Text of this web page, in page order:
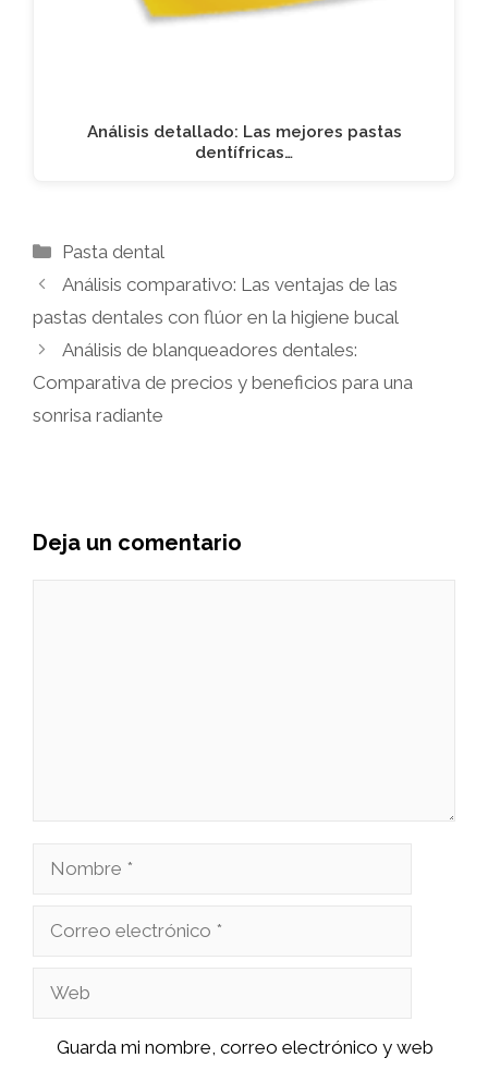
Análisis detallado: Las mejores pastas
dentífricas…
Categorías
Pasta dental
Análisis comparativo: Las ventajas de las
pastas dentales con flúor en la higiene bucal
Análisis de blanqueadores dentales:
Comparativa de precios y beneficios para una
sonrisa radiante
Deja un comentario
Nombre
Correo
Web
Guarda mi nombre, correo electrónico y web